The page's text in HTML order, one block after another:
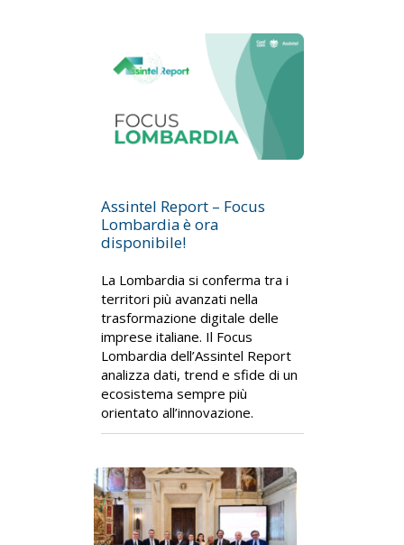
Assintel Report – Focus
Lombardia è ora
disponibile!
La Lombardia si conferma tra i
territori più avanzati nella
trasformazione digitale delle
imprese italiane. Il Focus
Lombardia dell’Assintel Report
analizza dati, trend e sfide di un
ecosistema sempre più
orientato all’innovazione.